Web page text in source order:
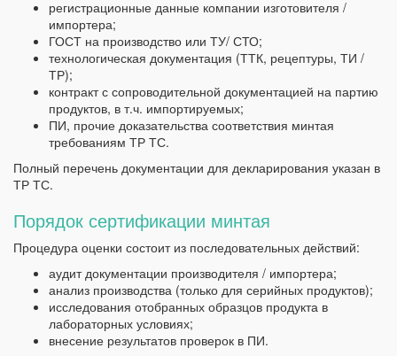
регистрационные данные компании изготовителя /
импортера;
ГОСТ на производство или ТУ/ СТО;
технологическая документация (ТТК, рецептуры, ТИ /
ТР);
контракт с сопроводительной документацией на партию
продуктов, в т.ч. импортируемых;
ПИ, прочие доказательства соответствия минтая
требованиям ТР ТС.
Полный перечень документации для декларирования указан в
ТР ТС.
Порядок сертификации минтая
Процедура оценки состоит из последовательных действий:
аудит документации производителя / импортера;
анализ производства (только для серийных продуктов);
исследования отобранных образцов продукта в
лабораторных условиях;
внесение результатов проверок в ПИ.